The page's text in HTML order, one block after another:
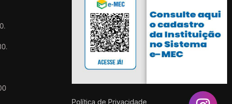
Política de Privacidade